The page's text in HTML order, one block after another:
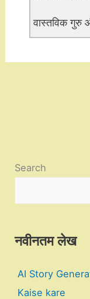
वास्तविक गुरु
Search
नवीनतम लेख
AI Story
Kaise kare